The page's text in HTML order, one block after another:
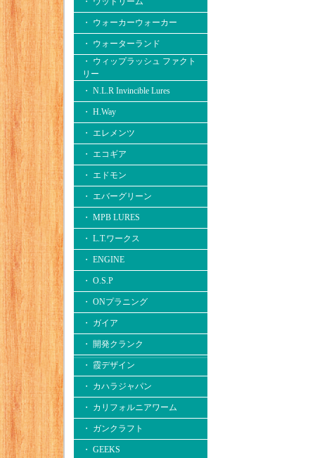
・ ウォーカーウォーカー
・ ウォーターランド
・ ウィップラッシュ ファクト
リー
・ N.L.R Invincible Lures
・ H.Way
・ エレメンツ
・ エコギア
・ エドモン
・ エバーグリーン
・ MPB LURES
・ L.T.ワークス
・ ENGINE
・ O.S.P
・ ONプラニング
・ ガイア
・ 開発クランク
・ 霞デザイン
・ カハラジャパン
・ カリフォルニアワーム
・ ガンクラフト
・ GEEKS